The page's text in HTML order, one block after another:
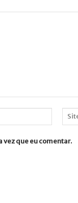
vez que eu comentar.